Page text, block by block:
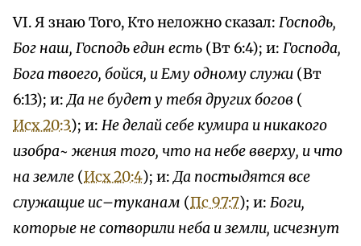
VI. Я знаю Того, Кто неложно сказал: Господь,
Бог наш, Господь един есть (Вт 6:4); и: Господа,
Бога твоего, бойся, и Ему одному служи (Вт
6:13); и:Да не будет у тебя других богов (
Исх 20:3); и: Не делай себе кумира и никакого
изобра~ жения того, что на небе вверху, и что
на земле (Исх 20:4); и:Да постыдятся все
служащие ис–туканам (Пс 97:7); и: Боги,
которые не сотворили неба и земли, исчезнут